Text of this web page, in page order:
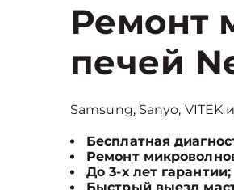
Ремонт
печей
Samsung, Sanyo, VITEK
Бесплатная
Ремонт
До 3-х лет гарантии;